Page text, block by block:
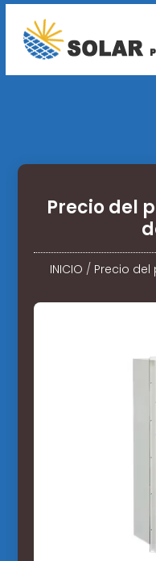
Precio del
INICIO / Precio